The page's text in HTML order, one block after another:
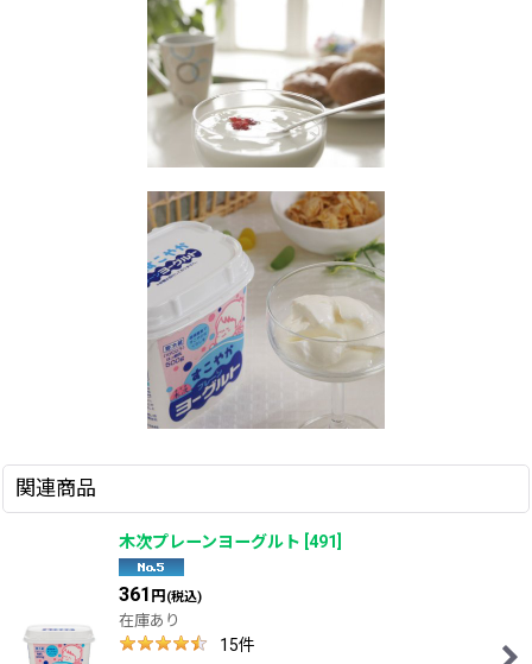
関連商品
木次プレーンヨーグルト [491]
361 円 (税込)
在庫あり
15件